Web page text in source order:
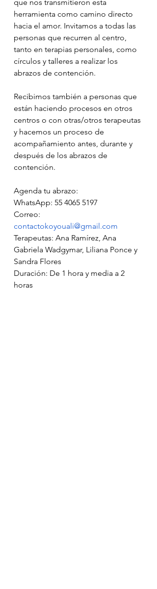
que nos transmitieron esta
herramienta como camino directo
hacia el amor. Invitamos a todas las
personas que recurren al centro,
tanto en terapias personales, como
círculos y talleres a realizar los
abrazos de contención.
Recibimos también a personas que
están haciendo procesos en otros
centros o con otras/otros terapeutas
y hacemos un proceso de
acompañamiento antes, durante y
después de los abrazos de
contención.
Agenda tu abrazo:
WhatsApp: 55 4065 5197
Correo:
contactokoyouali@gmail.com
Terapeutas: Ana Ramírez, Ana
Gabriela Wadgymar, Liliana Ponce y
Sandra Flores
Duración: De 1 hora y media a 2
horas